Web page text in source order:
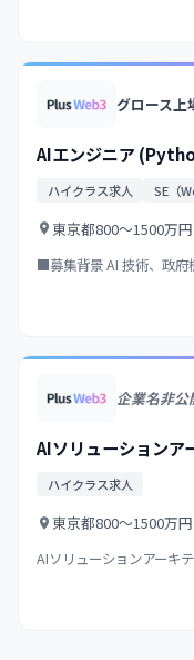
AIエンジニア
ハイクラス求人 SE（
東京都800〜1500万円
■募集背景 AI 技術、政
企業名非公
AIソリューションア
ハイクラス求人
東京都800〜1500万円
AIソリューションアーキ